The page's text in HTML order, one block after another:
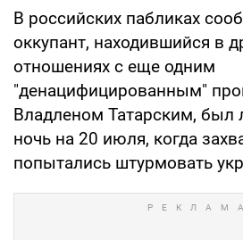
В российских пабликах
оккупант, находившийся в
отношениях с еще одним
"денацифицированным"
Владленом Татарским, был
ночь на 20 июля, когда
попытались штурмовать